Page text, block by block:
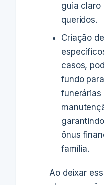
guia claro
queridos.
Criação
casos,
fundo
funerárias
ônus
família.
Ao deixar